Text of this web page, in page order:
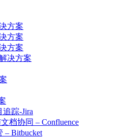
方案
方案
方案
决方案
踪-Jira
档协同 – Confluence
– Bitbucket